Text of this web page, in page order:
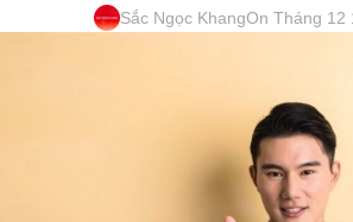
Sắc Ngọc KhangOn Tháng 12